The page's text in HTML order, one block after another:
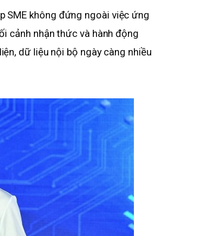
SME không đứng ngoài việc ứng
cảnh nhận thức và hành động
dữ liệu nội bộ ngày càng nhiều